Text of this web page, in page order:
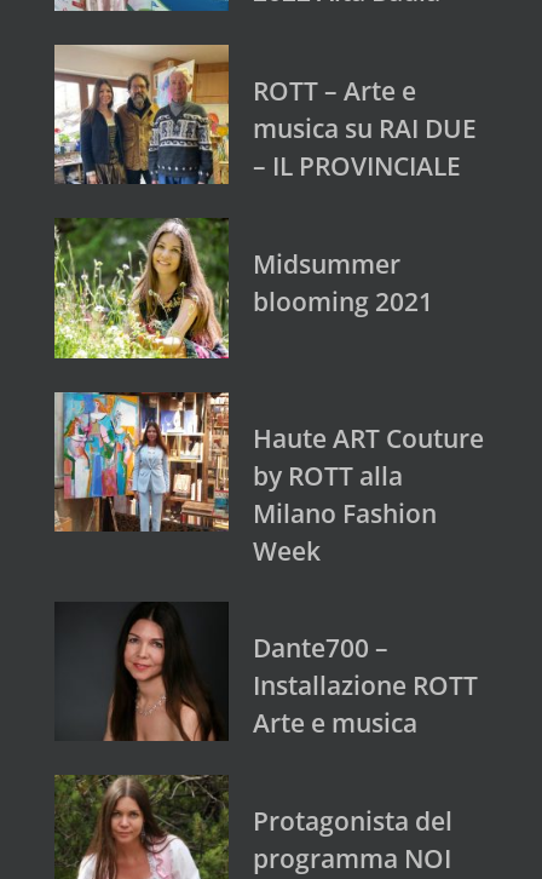
ROTT – Arte e
musica su RAI DUE
– IL PROVINCIALE
Midsummer
blooming 2021
Haute ART Couture
by ROTT alla
Milano Fashion
Week
Dante700 –
Installazione ROTT
Arte e musica
Protagonista del
programma NOI